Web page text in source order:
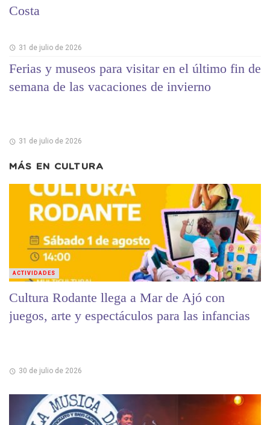
Costa
31 de julio de 2026
Ferias y museos para visitar en el último fin de
semana de las vacaciones de invierno
31 de julio de 2026
MÁS EN CULTURA
Cultura Rodante llega a Mar de Ajó con
juegos, arte y espectáculos para las infancias
30 de julio de 2026
ACTIVIDADES